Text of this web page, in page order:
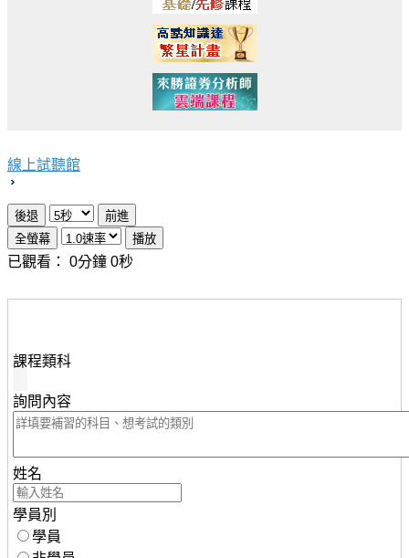
線上試聽館
已觀看： 0分鐘 0秒
課程類科
詢問內容
姓名
學員別
學員